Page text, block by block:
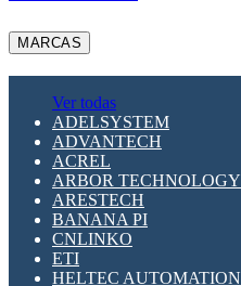
MARCAS
Ver todas
ADELSYSTEM
ADVANTECH
ACREL
ARBOR TECHNOLOGY
ARESTECH
BANANA PI
CNLINKO
ETI
HELTEC AUTOMATION